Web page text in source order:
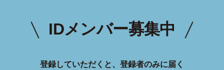
IDメンバー募集中
登録していただくと、登録者のみに届く